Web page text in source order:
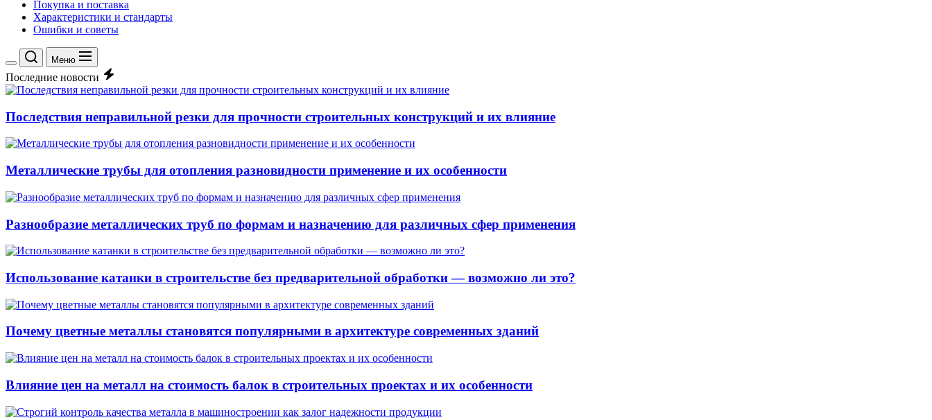
Покупка и поставка
Характеристики и стандарты
Ошибки и советы
Переключение
цветового
режима
Меню
Последние новости
Последствия неправильной резки для прочности строительных конструкций и их влияние
Металлические трубы для отопления разновидности применение и их особенности
Разнообразие металлических труб по формам и назначению для различных сфер применения
Использование катанки в строительстве без предварительной обработки — возможно ли это?
Почему цветные металлы становятся популярными в архитектуре современных зданий
Влияние цен на металл на стоимость балок в строительных проектах и их особенности